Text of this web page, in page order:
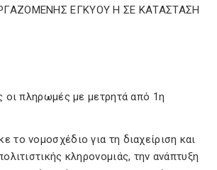
οι πληρωμές με μετρητά από 1η
το νομοσχέδιο για τη διαχείριση και
κληρονομιάς, την ανάπτυξη
ΕΓΚΥΟΥ Η ΣΕ ΚΑΤΑΣΤΑΣΗ